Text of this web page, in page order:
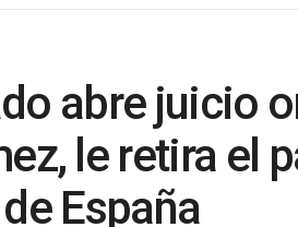
abre juicio
le retira el
España